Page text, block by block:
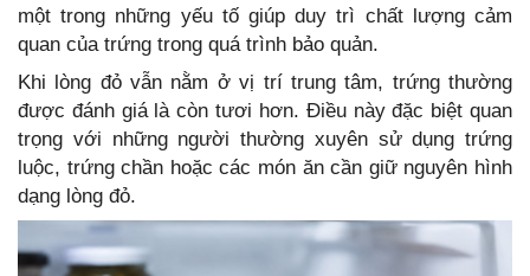
một trong những yếu tố giúp duy trì chất lượng cảm
quan của trứng trong quá trình bảo quản.
Khi lòng đỏ vẫn nằm ở vị trí trung tâm, trứng thường
được đánh giá là còn tươi hơn. Điều này đặc biệt quan
trọng với những người thường xuyên sử dụng trứng
luộc, trứng chần hoặc các món ăn cần giữ nguyên hình
dạng lòng đỏ.